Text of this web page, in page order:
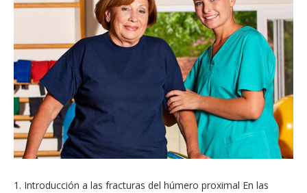
1. Introducción a las fracturas del húmero proximal En las